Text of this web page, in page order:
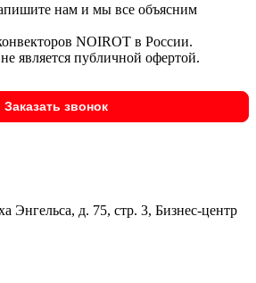
нам и мы все объясним
NOIROT в России.
является публичной офертой.
Заказать звонок
Энгельса, д. 75, стр. 3, Бизнес-центр